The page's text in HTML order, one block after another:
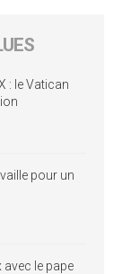
: le Vatican
pour un
le pape